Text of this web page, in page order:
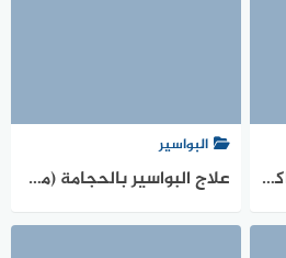
معادلة حساب السكر التراكمي
البواسير
علاج البواسير بالحجامة (من الطب النبوي والطب البديل)